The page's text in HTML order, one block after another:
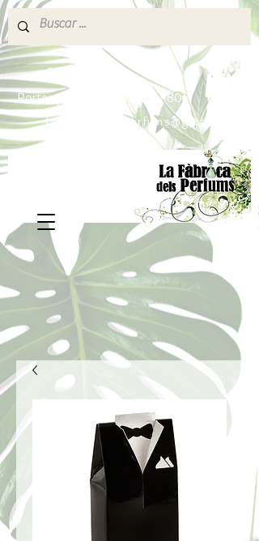
640 377 187
Portes pagados a partir de 80€
lafabricadelsperfums@gmail.com